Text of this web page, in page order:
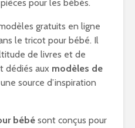
pour les bébés.
gratuits en ligne
le tricot pour bébé. Il
de livres et de
dédiés aux modèles de
source d’inspiration
bébé sont conçus pour